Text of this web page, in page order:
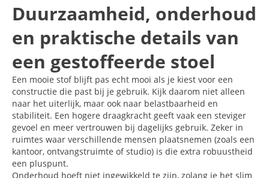
Duurzaamheid, onderhoud
en praktische details van
een gestoffeerde stoel
Een mooie stof blijft pas echt mooi als je kiest voor een
constructie die past bij je gebruik. Kijk daarom niet alleen
naar het uiterlijk, maar ook naar belastbaarheid en
stabiliteit. Een hogere draagkracht geeft vaak een steviger
gevoel en meer vertrouwen bij dagelijks gebruik. Zeker in
ruimtes waar verschillende mensen plaatsnemen (zoals een
kantoor, ontvangstruimte of studio) is die extra robuustheid
een pluspunt.
Onderhoud hoeft niet ingewikkeld te zijn, zolang je het slim